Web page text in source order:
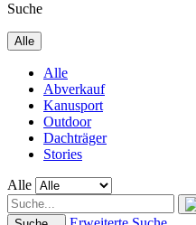
Suche
Alle
Alle
Abverkauf
Kanusport
Outdoor
Dachträger
Stories
Alle